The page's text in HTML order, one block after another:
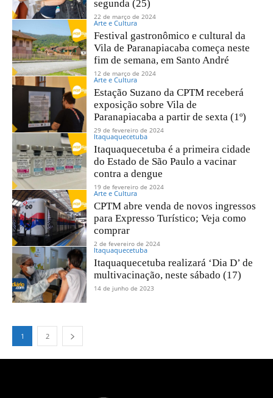
segunda (25)
22 de março de 2024
Arte e Cultura
Festival gastronômico e cultural da
Vila de Paranapiacaba começa neste
fim de semana, em Santo André
12 de março de 2024
Arte e Cultura
Estação Suzano da CPTM receberá
exposição sobre Vila de
Paranapiacaba a partir de sexta (1º)
29 de fevereiro de 2024
Itaquaquecetuba
Itaquaquecetuba é a primeira cidade
do Estado de São Paulo a vacinar
contra a dengue
19 de fevereiro de 2024
Arte e Cultura
CPTM abre venda de novos ingressos
para Expresso Turístico; Veja como
comprar
2 de fevereiro de 2024
Itaquaquecetuba
Itaquaquecetuba realizará ‘Dia D’ de
multivacinação, neste sábado (17)
14 de junho de 2023
1 2